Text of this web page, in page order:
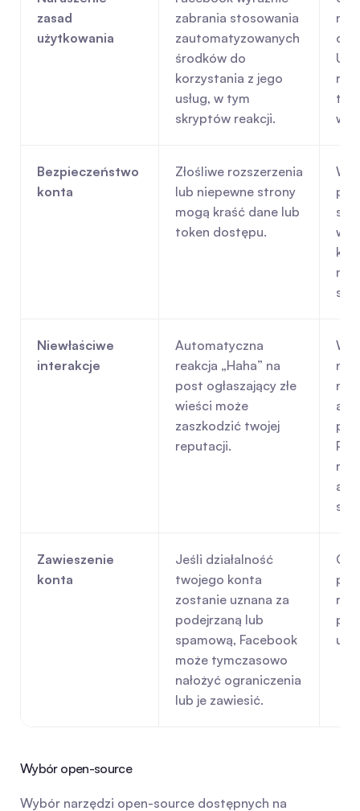
zasad
użytkowania
zabrania stosowania
zautomatyzowanych
środków do
korzystania z jego
usług, w tym
skryptów reakcji.
w
Bezpieczeństwo
konta
Złośliwe rozszerzenia
lub niepewne strony
mogą kraść dane lub
token dostępu.
nie
Niewłaściwe
interakcje
Automatyczna
reakcja „Haha” na
post ogłaszający złe
wieści może
zaszkodzić twojej
reputacji.
nie
Zawieszenie
konta
Jeśli działalność
twojego konta
zostanie uznana za
podejrzaną lub
spamową, Facebook
może tymczasowo
nałożyć ograniczenia
lub je zawiesić.
Wybór open-source
Wybór narzędzi open-source dostępnych na